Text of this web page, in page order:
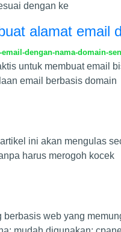
dengan ke
alamat email
dengan-nama-domain-
untuk membuat email
email berbasis domain
ini akan mengulas
harus merogoh kocek
web yang